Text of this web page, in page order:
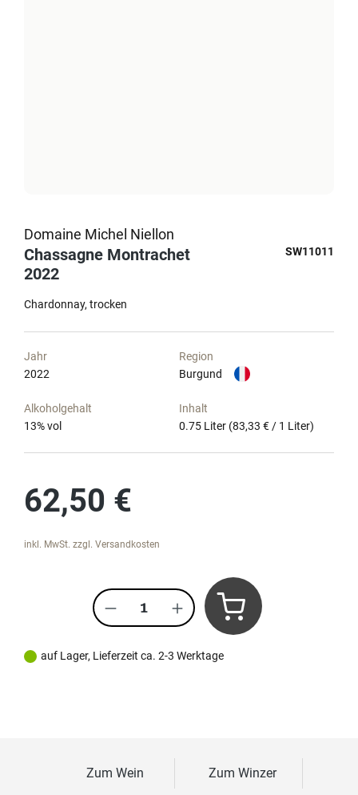
Domaine Michel Niellon
Chassagne Montrachet
2022
SW11011
Chardonnay trocken
Jahr
2022
Region
Burgund
Alkoholgehalt
13% vol
Inhalt
0.75 Liter (83,33 € / 1 Liter)
62,50 €
inkl. MwSt. zzgl. Versandkosten
Produkt Anzahl: Gib den
auf Lager, Lieferzeit ca. 2-3 Werktage
Zum Wein Zum Winzer